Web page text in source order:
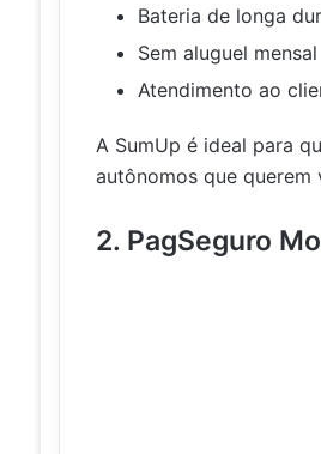
Bateria de longa
Sem aluguel mensal
Atendimento ao
A SumUp é ideal para
autônomos que querem
2. PagSeguro